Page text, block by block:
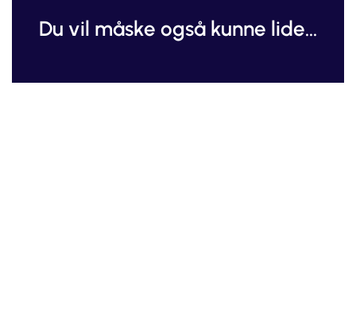
Du vil måske også kunne lide...